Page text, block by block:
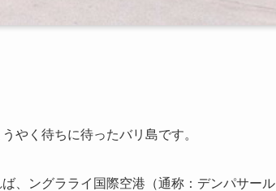
やく待ちに待ったバリ島です。
、ングラライ国際空港（通称：デンパサール